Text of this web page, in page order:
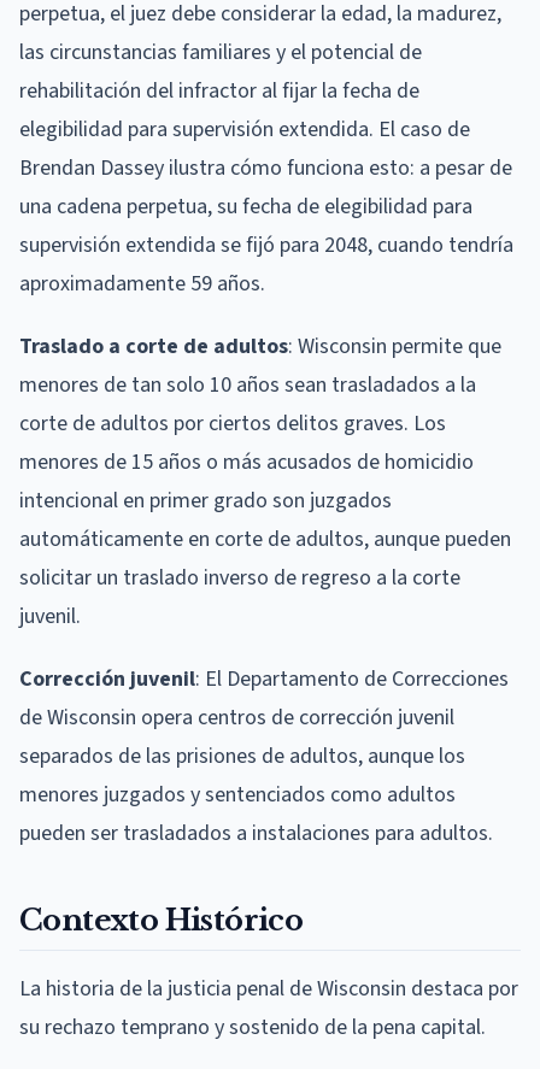
perpetua, el juez debe considerar la edad, la madurez,
las circunstancias familiares y el potencial de
rehabilitación del infractor al fijar la fecha de
elegibilidad para supervisión extendida. El caso de
Brendan Dassey ilustra cómo funciona esto: a pesar de
una cadena perpetua, su fecha de elegibilidad para
supervisión extendida se fijó para 2048, cuando tendría
aproximadamente 59 años.
Traslado a corte de adultos: Wisconsin permite que
menores de tan solo 10 años sean trasladados a la
corte de adultos por ciertos delitos graves. Los
menores de 15 años o más acusados de homicidio
intencional en primer grado son juzgados
automáticamente en corte de adultos, aunque pueden
solicitar un traslado inverso de regreso a la corte
juvenil.
Corrección juvenil: El Departamento de Correcciones
de Wisconsin opera centros de corrección juvenil
separados de las prisiones de adultos, aunque los
menores juzgados y sentenciados como adultos
pueden ser trasladados a instalaciones para adultos.
Contexto Histórico
La historia de la justicia penal de Wisconsin destaca por
su rechazo temprano y sostenido de la pena capital.